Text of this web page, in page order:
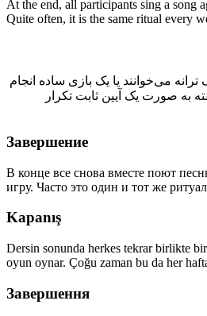
At the end, all participants sing a song
Quite often, it is the same ritual every
ترانه می‌خوانند یا یک بازی ساده انجام
به صورت یک آیین ثابت تکرار
Завершение
В конце все снова вместе поют
игру. Часто это один и тот же
Kapanış
Dersin sonunda herkes tekrar birlikte
oyun oynar. Çoğu zaman bu da her
Завершення